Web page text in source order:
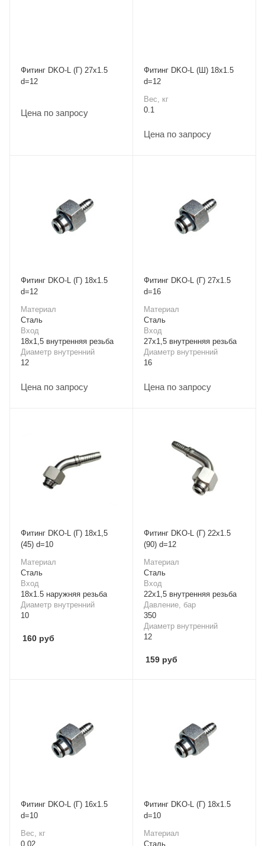
Фитинг DKO-L (Г) 27x1.5
d=12
Цена по запросу
Фитинг DKO-L (Ш) 18x1.5
d=12
Вес, кг
0.1
Цена по запросу
Фитинг DKO-L (Г) 18x1.5
d=12
Материал
Cталь
Вход
18х1,5 внутренняя резьба
Диаметр внутренний
12
Цена по запросу
Фитинг DKO-L (Г) 27x1.5
d=16
Материал
Cталь
Вход
27х1,5 внутренняя резьба
Диаметр внутренний
16
Цена по запросу
Фитинг DKO-L (Г) 18x1,5
(45) d=10
Материал
Cталь
Вход
18x1.5 наружняя резьба
Диаметр внутренний
10
160 руб
Фитинг DKO-L (Г) 22x1.5
(90) d=12
Материал
Cталь
Вход
22х1,5 внутренняя резьба
Давление, бар
350
Диаметр внутренний
12
159 руб
Фитинг DKO-L (Г) 16x1.5
d=10
Вес, кг
0.02
Фитинг DKO-L (Г) 18x1.5
d=10
Материал
Cталь